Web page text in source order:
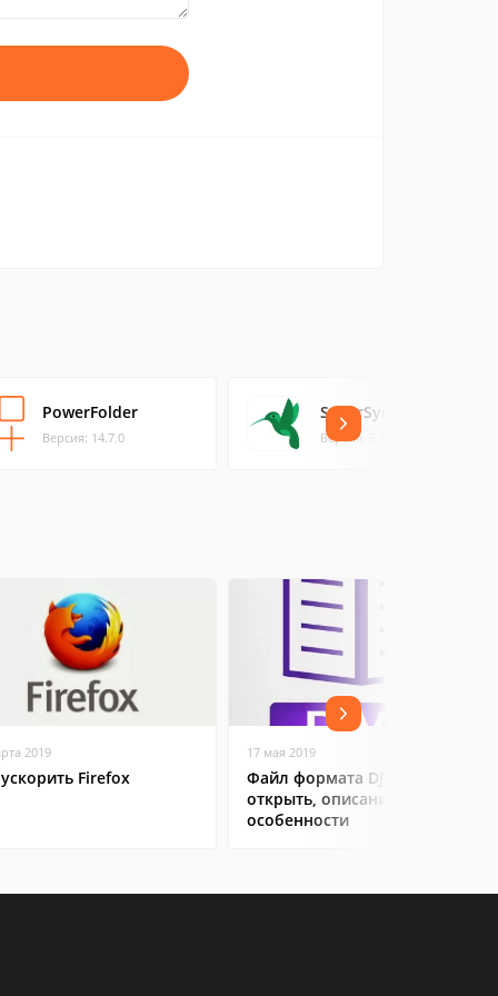
PowerFolder
Версия: 14.7.0
SugarSync
Версия: 5.2.0
2019
Firefox
17 мая 2019
Файл формата DJVu: чем
открыть, описание,
особенности